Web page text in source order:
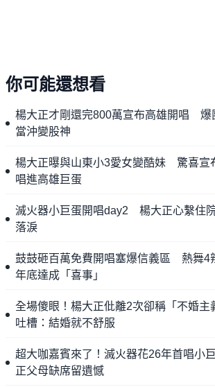
你可能還想看
楊大正才剛還完800萬宣布高雄開唱 爆
當沖變股神
楊大正曝與山東小3愛女變酷妹 驚喜宣
唱進高雄巨蛋
滅火器小巨蛋開唱day2 楊大正心繫住
落淚
鼓鼓砸百萬免費開唱塞爆信義區 熱舞4
年底達成「喜事」
全場傻眼！楊大正仳離2次卻稱「不婚
吐槽：結婚就不舒服
超大咖嘉賓來了！滅火器花26年首唱小
正父母缺席留遺憾